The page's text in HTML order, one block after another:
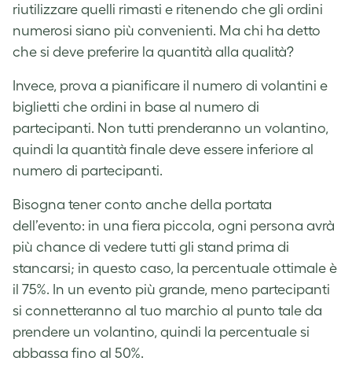
riutilizzare quelli rimasti e ritenendo che gli ordini
numerosi siano più convenienti. Ma chi ha detto
che si deve preferire la quantità alla qualità?
Invece, prova a pianificare il numero di volantini e
biglietti che ordini in base al numero di
partecipanti. Non tutti prenderanno un volantino,
quindi la quantità finale deve essere inferiore al
numero di partecipanti.
Bisogna tener conto anche della portata
dell’evento: in una fiera piccola, ogni persona avrà
più chance di vedere tutti gli stand prima di
stancarsi; in questo caso, la percentuale ottimale è
il 75%. In un evento più grande, meno partecipanti
si connetteranno al tuo marchio al punto tale da
prendere un volantino, quindi la percentuale si
abbassa fino al 50%.